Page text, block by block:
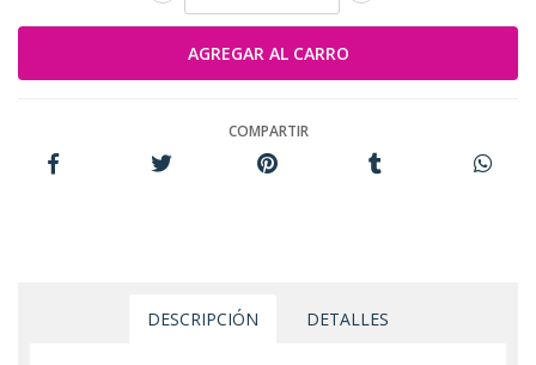
COMPARTIR
DESCRIPCIÓN DETALLES